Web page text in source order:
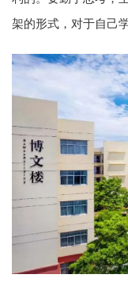
架的形式，对于自己